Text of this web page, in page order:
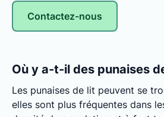
Contactez-nous
Où y a-t-il des punaises
Les punaises de lit peuvent se
elles sont plus fréquentes dans